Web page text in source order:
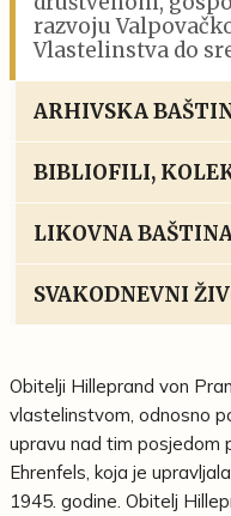
razvoju
Vlastelinstva do
ARHIVSKA
BIBLIOFILI,
LIKOVNA
SVAKODNEVNI
Obitelji Hilleprand von
vlastelinstvom, odnosno
upravu nad tim posjedom
Ehrenfels, koja je
1945. godine. Obitelj